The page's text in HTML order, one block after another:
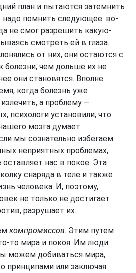
план и пытаются затемнить
помнить следующее: во-
не смог разрешить какую-
смотреть ей в глаза.
от них, они остаются с
болезни, чем дольше их не
они становятся. Вполне
когда болезнь уже
а проблему —
психологи установили, что
мозга думает
мы сознательно избегаем
неприятных проблемах,
нас в покое. Эта
снаряда в теле и также
человека. И, поэтому,
не только не достигает
разрушает их.
компромиссов. Этим путем
то мира и покоя. Им люди
можем добиваться мира,
принципами или заключая